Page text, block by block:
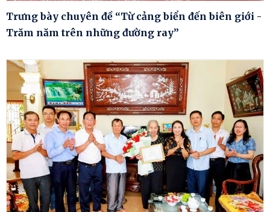
Trưng bày chuyên đề “Từ cảng biển đến biên giới -
Trăm năm trên những đường ray”